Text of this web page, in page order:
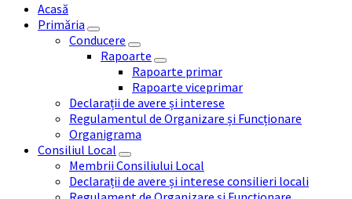
Acasă
Primăria
Conducere
Rapoarte
Rapoarte primar
Rapoarte viceprimar
Declarații de avere și interese
Regulamentul de Organizare și Funcționare
Organigrama
Consiliul Local
Membrii Consiliului Local
Declarații de avere și interese consilieri locali